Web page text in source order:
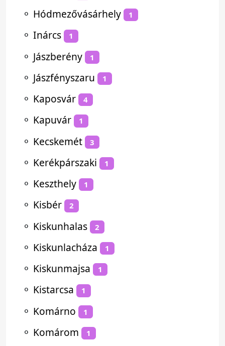
⚬ Hódmezővásárhely 1
⚬ Inárcs 1
⚬ Jászberény 1
⚬ Jászfényszaru 1
⚬ Kaposvár 4
⚬ Kapuvár 1
⚬ Kecskemét 3
⚬ Kerékpárszaki 1
⚬ Keszthely 1
⚬ Kisbér 2
⚬ Kiskunhalas 2
⚬ Kiskunlacháza 1
⚬ Kiskunmajsa 1
⚬ Kistarcsa 1
⚬ Komárno 1
⚬ Komárom 1